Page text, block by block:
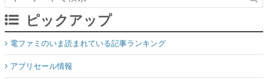
ピックアップ
電ファミのいま読まれている記事ランキング
アプリセール情報